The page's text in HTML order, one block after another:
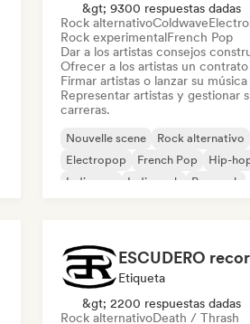
&gt; 9300 respuestas dadas
Rock alternativoColdwave
Rock experimentalFrench Pop
Dar a los artistas consejos
Ofrecer a los artistas un
Firmar artistas o lanzar su música
Representar artistas y gestionar
carreras.
Nouvelle scene
Rock alternativo
Electropop
French Pop
Hip-
Indie pop
Indie rock Pop rock
ESCUDERO
Etiqueta
&gt; 2200 respuestas dadas
Rock alternativoDeath / Thrash